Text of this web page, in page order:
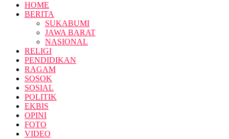
HOME
BERITA
SUKABUMI
JAWA BARAT
NASIONAL
RELIGI
PENDIDIKAN
RAGAM
SOSOK
SOSIAL
POLITIK
EKBIS
OPINI
FOTO
VIDEO